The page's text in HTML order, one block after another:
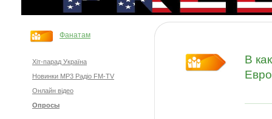
Фанатам
Хіт-парад Україна
Новинки MP3 Радіо FM-TV
Онлайн відео
Опросы
В